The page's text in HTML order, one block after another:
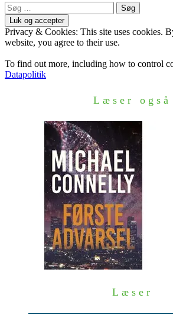
Søg
efter:
Privacy & Cookies: This site uses cookies.
website, you agree to their use.
To find out more, including how to control
Datapolitik
Læser også
Læser